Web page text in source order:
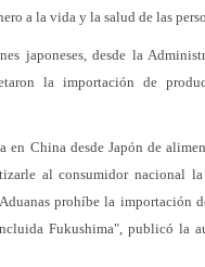
a la vida y la salud de las
japoneses, desde la
la importación de
en China desde Japón de
al consumidor nacional
prohíbe la importación
Fukushima", publicó la